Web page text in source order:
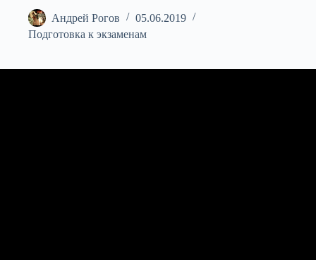
Андрей Рогов
05.06.2019
Подготовка к экзаменам